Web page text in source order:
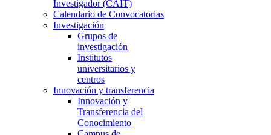
Investigador (CAIT)
Calendario de Convocatorias
Investigación
Grupos de
investigación
Institutos
universitarios y
centros
Innovación y transferencia
Innovación y
Transferencia del
Conocimiento